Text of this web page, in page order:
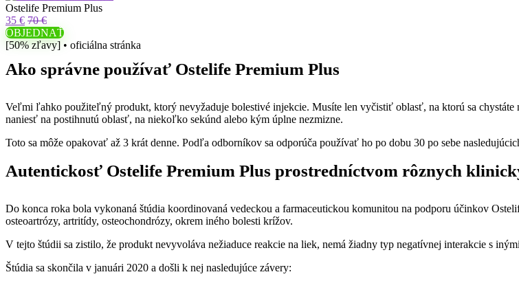
Ostelife Premium Plus
35 € 70 €
OBJEDNAŤ
[50% zľavy] • oficiálna stránka
Ako správne používať Ostelife Premium Plus
Veľmi ľahko použiteľný produkt, ktorý nevyžaduje bolestivé injekcie. Musíte len vyčistiť oblasť, na ktorú sa
naniesť na postihnutú oblasť, na niekoľko sekúnd alebo kým úplne nezmizne.
Toto sa môže opakovať až 3 krát denne. Podľa odborníkov sa odporúča používať ho po dobu 30 po sebe
Autentickosť Ostelife Premium Plus prostredníctvom rôznych
Do konca roka bola vykonaná štúdia koordinovaná vedeckou a farmaceutickou komunitou na podporu účinkov
osteoartrózy, artritídy, osteochondrózy, okrem iného bolesti krížov.
V tejto štúdii sa zistilo, že produkt nevyvoláva nežiaduce reakcie na liek, nemá žiadny typ negatívnej interakcie s
Štúdia sa skončila v januári 2020 a došli k nej nasledujúce závery: